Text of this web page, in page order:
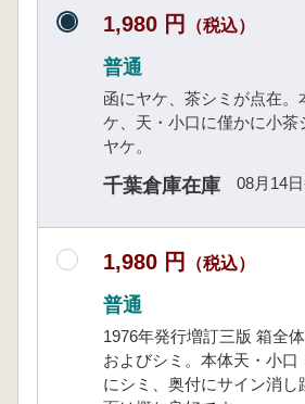
1,980 円 （税込）
普通
函にヤケ、茶シミが点在。
ケ、天・小口に僅かに小茶
ヤケ。
千葉倉庫在庫 08月14
1,980 円 （税込）
普通
1976年発行増訂三版 箱全
およびシミ。本体天・小口
にシミ、奥付にサイン消し